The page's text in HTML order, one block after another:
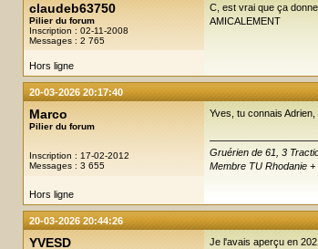
claudeb63750
Pilier du forum
Inscription : 02-11-2008
Messages : 2 765
C, est vrai que ça
AMICALEMENT
Hors ligne
20-03-2026 20:17:40
Marco
Pilier du forum
Inscription : 17-02-2012
Messages : 3 655
Yves, tu connais
Gruérien de 61, 3
Membre TU Rhodanie
Hors ligne
20-03-2026 20:44:26
YVESD
Je l'avais aperçu en